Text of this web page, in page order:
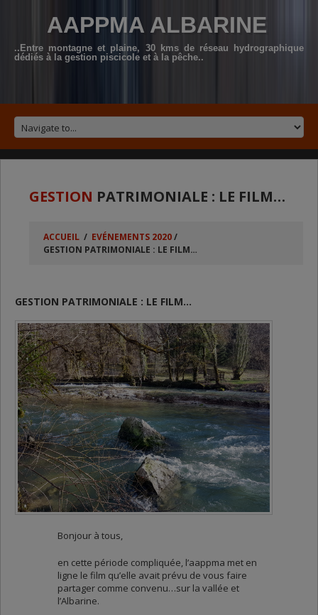
AAPPMA ALBARINE
..Entre montagne et plaine, 30 kms de réseau hydrographique
dédiés à la gestion piscicole et à la pêche..
GESTION PATRIMONIALE : LE FILM…
ACCUEIL / EVÉNEMENTS 2020/
GESTION PATRIMONIALE : LE FILM…
GESTION PATRIMONIALE : LE FILM…
Bonjour à tous,
en cette période compliquée, l’aappma met en
ligne le film qu’elle avait prévu de vous faire
partager comme convenu…sur la vallée et
l’Albarine.